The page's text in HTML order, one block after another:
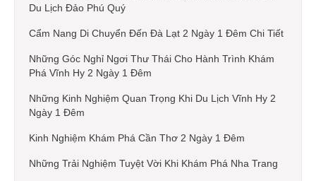
Du Lịch Đảo Phú Quý
Cẩm Nang Di Chuyển Đến Đà Lạt 2 Ngày 1 Đêm Chi Tiết
Những Góc Nghỉ Ngơi Thư Thái Cho Hành Trình Khám
Phá Vĩnh Hy 2 Ngày 1 Đêm
Những Kinh Nghiệm Quan Trọng Khi Du Lịch Vĩnh Hy 2
Ngày 1 Đêm
Kinh Nghiệm Khám Phá Cần Thơ 2 Ngày 1 Đêm
Những Trải Nghiệm Tuyệt Vời Khi Khám Phá Nha Trang